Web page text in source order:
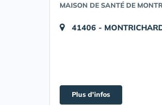
MAISON DE SANTÉ DE
41406 -
Plus d'infos